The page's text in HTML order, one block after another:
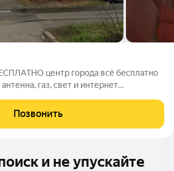
центр города всё бесплатно
газ, свет и интернет
Позвонить
и не упускайте